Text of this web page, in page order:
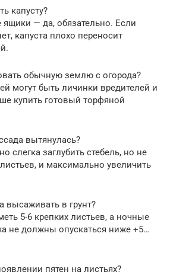
капусту?
— да, обязательно. Если
капуста плохо переносит
обычную землю с огорода?
могут быть личинки вредителей и
купить готовый торфяной
вытянулась?
слегка заглубить стебель, но не
и максимально увеличить
высаживать в грунт?
5-6 крепких листьев, а ночные
не должны опускаться ниже +5…
пятен на листьях?